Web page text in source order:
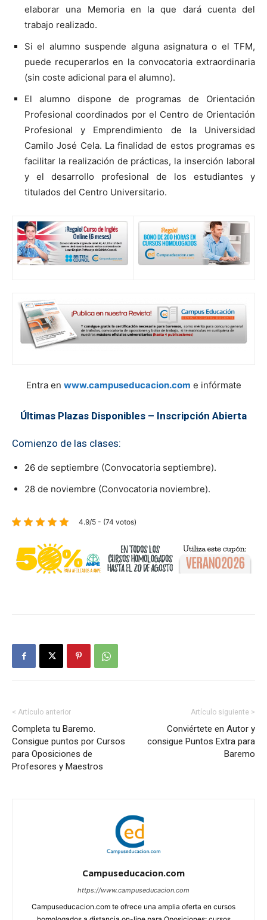
elaborar una Memoria en la que dará cuenta del
trabajo realizado.
Si el alumno suspende alguna asignatura o el TFM,
puede recuperarlos en la convocatoria extraordinaria
(sin coste adicional para el alumno).
El alumno dispone de programas de Orientación
Profesional coordinados por el Centro de Orientación
Profesional y Emprendimiento de la Universidad
Camilo José Cela. La finalidad de estos programas es
facilitar la realización de prácticas, la inserción laboral
y el desarrollo profesional de los estudiantes y
titulados del Centro Universitario.
Entra en www.campuseducacion.com e infórmate
Últimas Plazas Disponibles – Inscripción Abierta
Comienzo de las clases:
26 de septiembre (Convocatoria septiembre).
28 de noviembre (Convocatoria noviembre).
4.9/5 - (74 votos)
< Artículo anterior
Completa tu Baremo.
Consigue puntos por Cursos
para Oposiciones de
Profesores y Maestros
Artículo siguiente >
Conviértete en Autor y
consigue Puntos Extra para
Baremo
Campuseducacion.com
https://www.campuseducacion.com
Campuseducacion.com te ofrece una amplia oferta en cursos